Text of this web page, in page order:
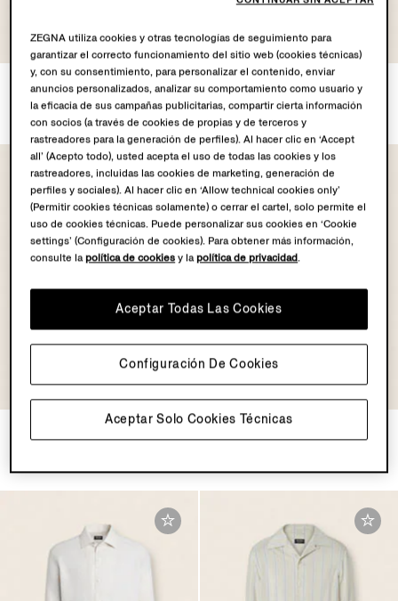
COLLECTION
Camisa en Oasi Lino
€690.00
COLLECTION
Camisa en Oasi Lino
€690.00
COLLECTION
Camisa en Oasi Lino
COLLECTION
ZEGNA utiliza cookies y otras tecnologías de seguimiento para
garantizar el correcto funcionamiento del sitio web (cookies técnicas)
y, con su consentimiento, para personalizar el contenido, enviar
anuncios personalizados, analizar su comportamiento como usuario y
la eficacia de sus campañas publicitarias, compartir cierta información
con socios (a través de cookies de propias y de terceros y
rastreadores para la generación de perfiles). Al hacer clic en ‘Accept
all’ (Acepto todo), usted acepta el uso de todas las cookies y los
rastreadores, incluidas las cookies de marketing, generación de
perfiles y sociales). Al hacer clic en ‘Allow technical cookies only’
(Permitir cookies técnicas solamente) o cerrar el cartel, solo permite el
uso de cookies técnicas. Puede personalizar sus cookies en ‘Cookie
settings’ (Configuración de cookies). Para obtener más información,
consulte lapolítica de cookies y lapolítica de privacidad.
Aceptar Solo Cookies Técnicas
Aceptar Todas Las Cookies
Configuración De Cookies